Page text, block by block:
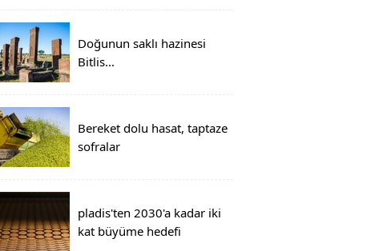
Doğunun saklı hazinesi
Bitlis...
Bereket dolu hasat, taptaze
sofralar
pladis'ten 2030'a kadar iki
kat büyüme hedefi